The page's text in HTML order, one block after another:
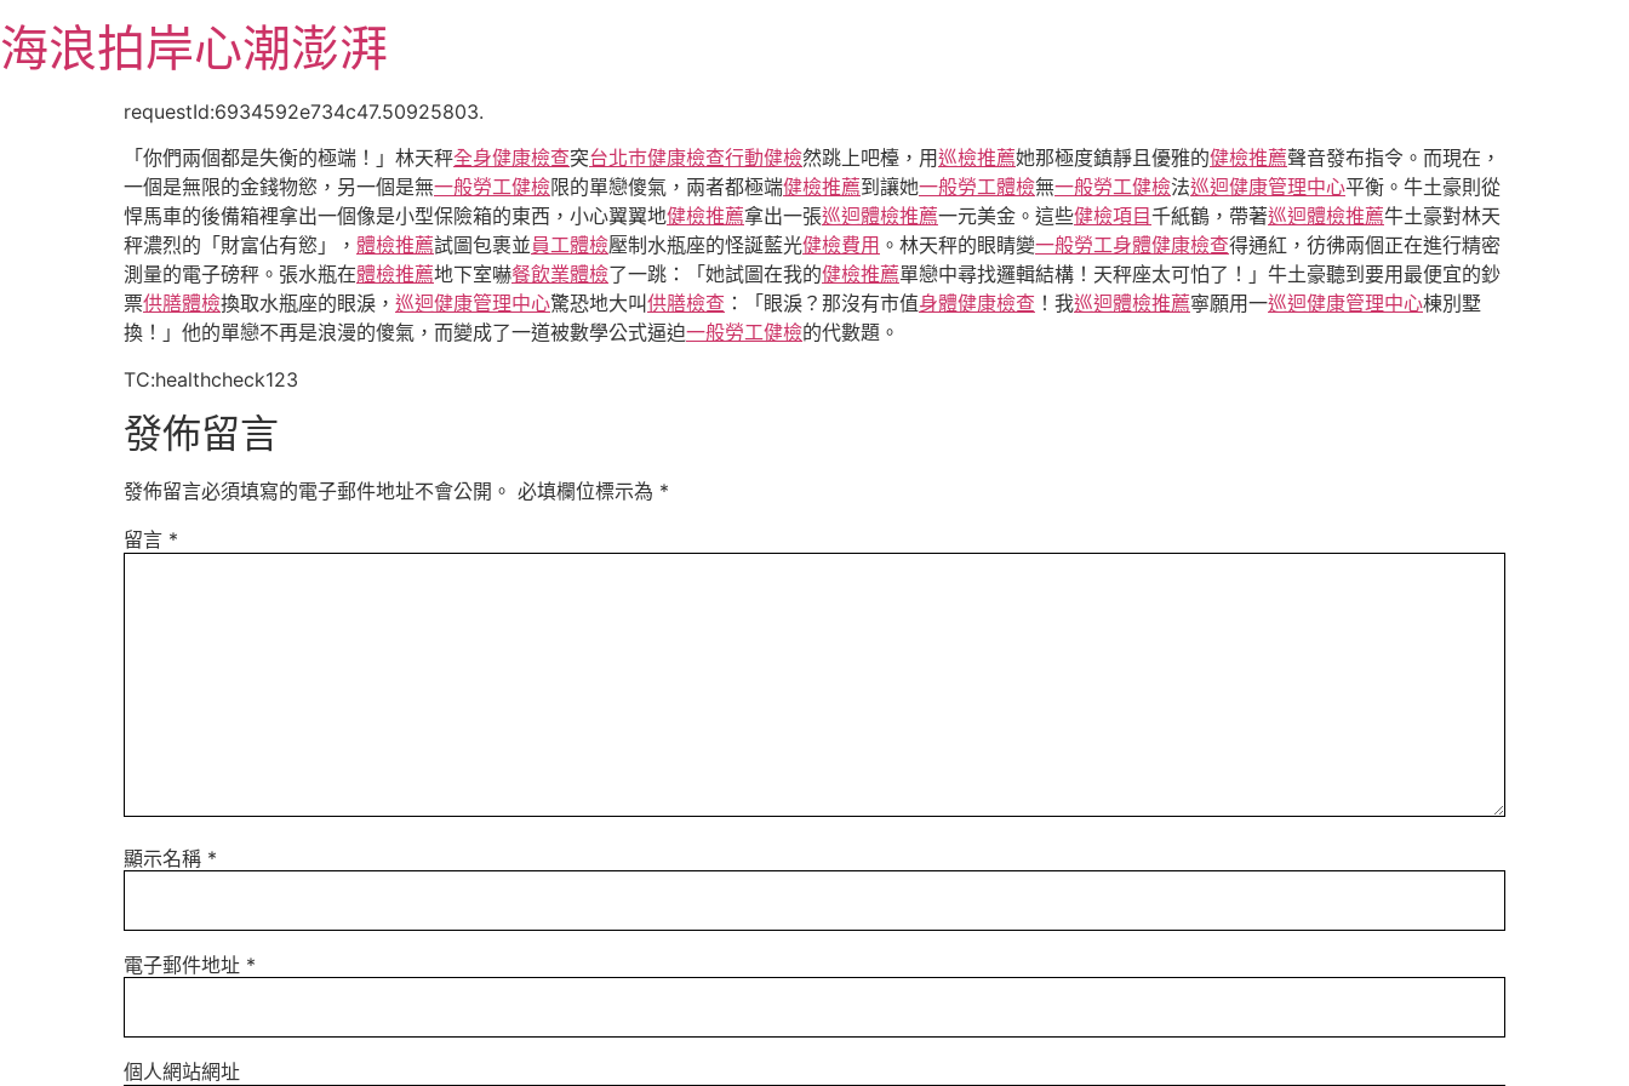
至
主海浪拍岸心潮澎湃
requestId:6934592e734c47.50925803.
「你們兩個都是失衡的極端！」林天秤全身健康檢查突台北巿健康檢查行動健檢然跳上吧檯，用巡檢推薦她那極度鎮靜且優雅的健檢推薦聲音發布指令。而現在，
一個是無限的金錢物慾，另一個是無一般勞工健檢限的單戀傻氣，兩者都極端健檢推薦到讓她一般勞工體檢無一般勞工健檢法巡迴健康管理中心平衡。牛土豪則從
悍馬車的後備箱裡拿出一個像是小型保險箱的東西，小心翼翼地健檢推薦拿出一張巡迴體檢推薦一元美金。這些健檢項目千紙鶴，帶著巡迴體檢推薦牛土豪對林天
秤濃烈的「財富佔有慾」， 體檢推薦試圖包裹並員工體檢壓制水瓶座的怪誕藍光健檢費用 。林天秤的眼睛變一般勞工身體健康檢查得通紅，彷彿兩個正在進行精密
測量的電子磅秤。張水瓶在體檢推薦地下室嚇餐飲業體檢了一跳：「她試圖在我的健檢推薦單戀中尋找邏輯結構！天秤座太可怕了！」牛土豪聽到要用最便宜的鈔
票供膳體檢換取水瓶座的眼淚， 巡迴健康管理中心驚恐地大叫供膳檢查 ：「眼淚？那沒有市值身體健康檢查 ！我巡迴體檢推薦寧願用一巡迴健康管理中心棟別墅
換！」他的單戀不再是浪漫的傻氣，而變成了一道被數學公式逼迫一般勞工健檢的代數題。
TC:healthcheck123
發佈留言
發佈留言必須填寫的電子郵件地址不會公開。 必填欄位標示為 *
留言 *
顯示名稱 *
電子郵件地址 *
個人網站網址